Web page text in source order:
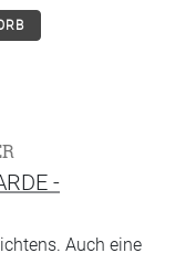
-
Auch eine